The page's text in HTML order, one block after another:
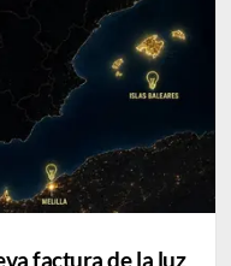
factura de la luz